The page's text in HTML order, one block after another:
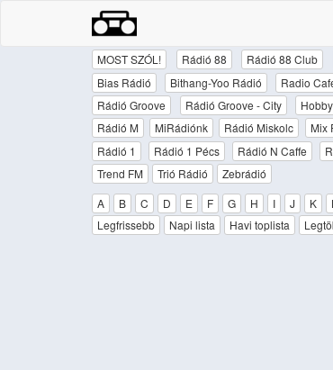
MOST SZÓL! Rádió 88 Rádió 88 Club
Bias Rádió
Bithang-Yoo Rádió Radio
Rádió Groove
Rádió Groove - City
Rádió M
MiRádiónk Rádió Miskolc Mix
Rádió 1
Rádió 1 Pécs Rádió N Caffe
Trend FM
Trió Rádió
Zebrádió
A
B C D E F G H I J K L
Legfrissebb
Napi lista Havi toplista